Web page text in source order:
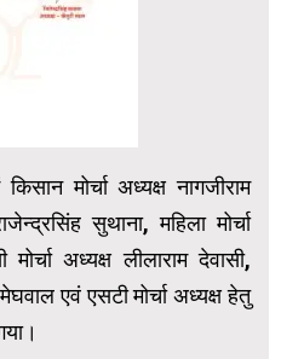
मोर्चा अध्यक्ष नागजीराम
सुथाना, महिला मोर्चा
अध्यक्ष लीलाराम देवासी,
एवं एसटी मोर्चा अध्यक्ष हेतु